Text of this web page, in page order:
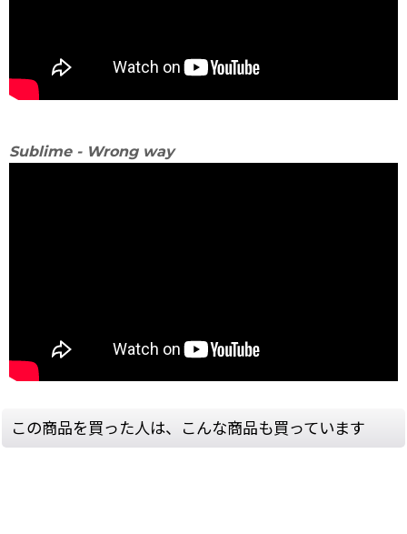
Sublime - Wrong way
この商品を買った人は、こんな商品も買っています